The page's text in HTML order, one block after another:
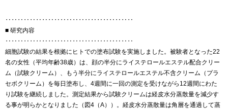
‥‥‥‥‥‥‥‥‥‥‥‥‥‥‥‥‥‥‥‥‥
■ 研究内容
‥‥‥‥‥‥‥‥‥‥‥‥‥‥‥‥‥‥‥‥‥
細胞試験の結果を根拠にヒトでの塗布試験を実施しました。被験者となった22
名の女性（平均年齢38歳）は、顔の半分にライステロールエステル配合クリー
ム（試験クリーム）、もう半分にライステロールエステル不含クリーム（プラ
セボクリーム）を毎日塗布し、4週間に一回の測定を受けながら12週間にわた
り試験を継続しました。測定結果から試験クリームは経皮水分蒸散量を減少す
る事が明らかとなりました（図4（A））。経皮水分蒸散量は角層を通過して蒸